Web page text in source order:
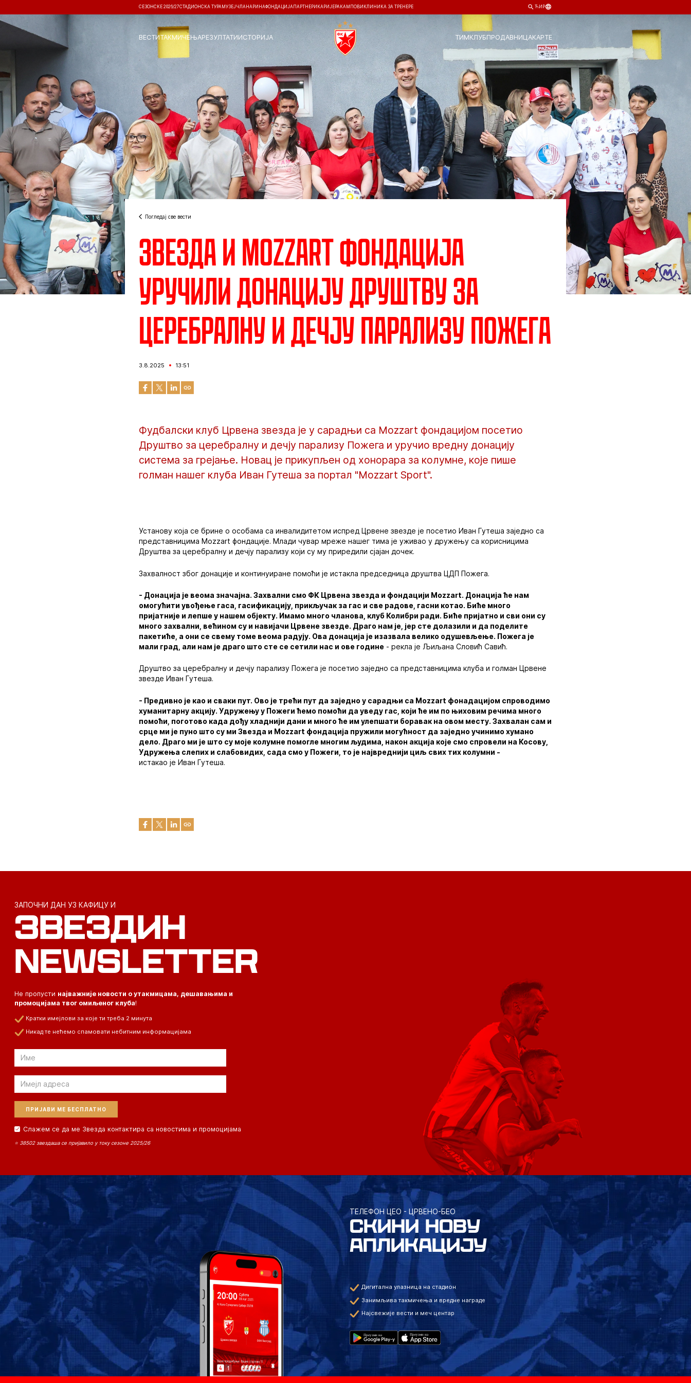
СЕЗОНСКЕ 2026/27СТАДИОНСКА ТУРА МУЗЕЈ ЧЛАНАРИНАФОНДАЦИЈА ПАРТНЕРИ КАРИЈЕРА КАМПОВИ КЛИНИКА ЗА ТРЕНЕРЕ ЋИР
ВЕСТИТАКМИЧЕЊАРЕЗУЛТАТИИСТОРИЈА ТИМКЛУБПРОДАВНИЦАКАРТЕ
Погледај све вести
Звезда и Mozzart фондација
уручили донацију Друштву за
церебралну и дечју парализу Пожега
3.8.2025 13:51
Фудбалски клуб Црвена звезда је у сарадњи са Mozzart фондацијом посетио
Друштво за церебралну и дечју парализу Пожега и уручио вредну донацију
система за грејање. Новац је прикупљен од хонорара за колумне, које пише
голман нашег клуба Иван Гутеша за портал "Mozzart Sport".
Установу која се брине о особама са инвалидитетом испред Црвене звезде је посетио Иван Гутеша заједно са
представницима Mozzart фондације. Млади чувар мреже нашег тима је уживао у дружењу са корисницима
Друштва за церебралну и дечју парализу који су му приредили сјајан дочек.
Захвалност због донације и континуиране помоћи је истакла председница друштва ЦДП Пожега.
- Донација је веома значајна. Захвални смо ФК Црвена звезда и фондацији Mozzart. Донација ће нам
омогућити увођење гаса, гасификацију, прикључак за гас и све радове, гасни котао. Биће много
пријатније и лепше у нашем објекту. Имамо много чланова, клуб Колибри ради. Биће пријатно и сви они су
много захвални, већином су и навијачи Црвене звезде. Драго нам је, јер сте долазили и да поделите
пакетиће, а они се свему томе веома радују. Ова донација је изазвала велико одушевљење. Пожега је
мали град, али нам је драго што сте се сетили нас и ове године - рекла је Љиљана Словић Савић.
Друштво за церебралну и дечју парализу Пожега је посетио заједно са представницима клуба и голман Црвене
звезде Иван Гутеша.
- Предивно је као и сваки пут. Ово је трећи пут да заједно у сарадњи са Mozzart фонадацијом спроводимо
хуманитарну акцију. Удружењу у Пожеги ћемо помоћи да уведу гас, који ће им по њиховим речима много
помоћи, поготово када дођу хладнији дани и много ће им улепшати боравак на овом месту. Захвалан сам и
срце ми је пуно што су ми Звезда и Mozzart фондација пружили могућност да заједно учинимо хумано
дело. Драго ми је што су моје колумне помогле многим људима, након акцијa којe смо спровели на Косову,
Удружења слепих и слабовидих, сада смо у Пожеги, то је највреднији циљ свих тих колумни -
истакао је Иван Гутеша.
ЗАПОЧНИ ДАН УЗ КАФИЦУ И
ЗВЕЗДИН
NEWSLETTER
Не пропусти најважније новости о утакмицама, дешавањима и
промоцијама твог омиљеног клуба!
Кратки имејлови за које ти треба 2 минута
Никад те нећемо спамовати небитним информацијама
Email
Email
Слажем се да ме Звезда контактира са новостима и промоцијама
⭐ 38502 звездаша се пријавило у току сезоне 2025/26
ТЕЛЕФОН ЦЕО - ЦРВЕНО-БЕО
СКИНИ НОВУ
АПЛИКАЦИЈУ
Дигитална улазница на стадион
Занимљива такмичења и вредне награде
Најсвежије вести и меч центар